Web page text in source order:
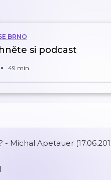
BRNO
si podcast
49 min
- Michal Apetauer